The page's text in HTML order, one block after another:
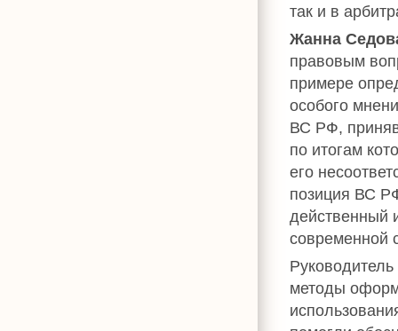
так и в
Жанна
правовым
примере
особого
ВС РФ,
по итогам
его
позиция ВС
действенный
современной
методы